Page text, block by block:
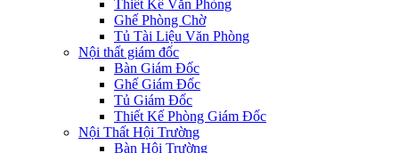
Thiết Kế Văn Phòng
Ghế Phòng Chờ
Tủ Tài Liệu Văn Phòng
Nội thất giám đốc
Bàn Giám Đốc
Ghế Giám Đốc
Tủ Giám Đốc
Thiết Kế Phòng Giám Đốc
Nội Thất Hội Trường
Bàn Hội Trường